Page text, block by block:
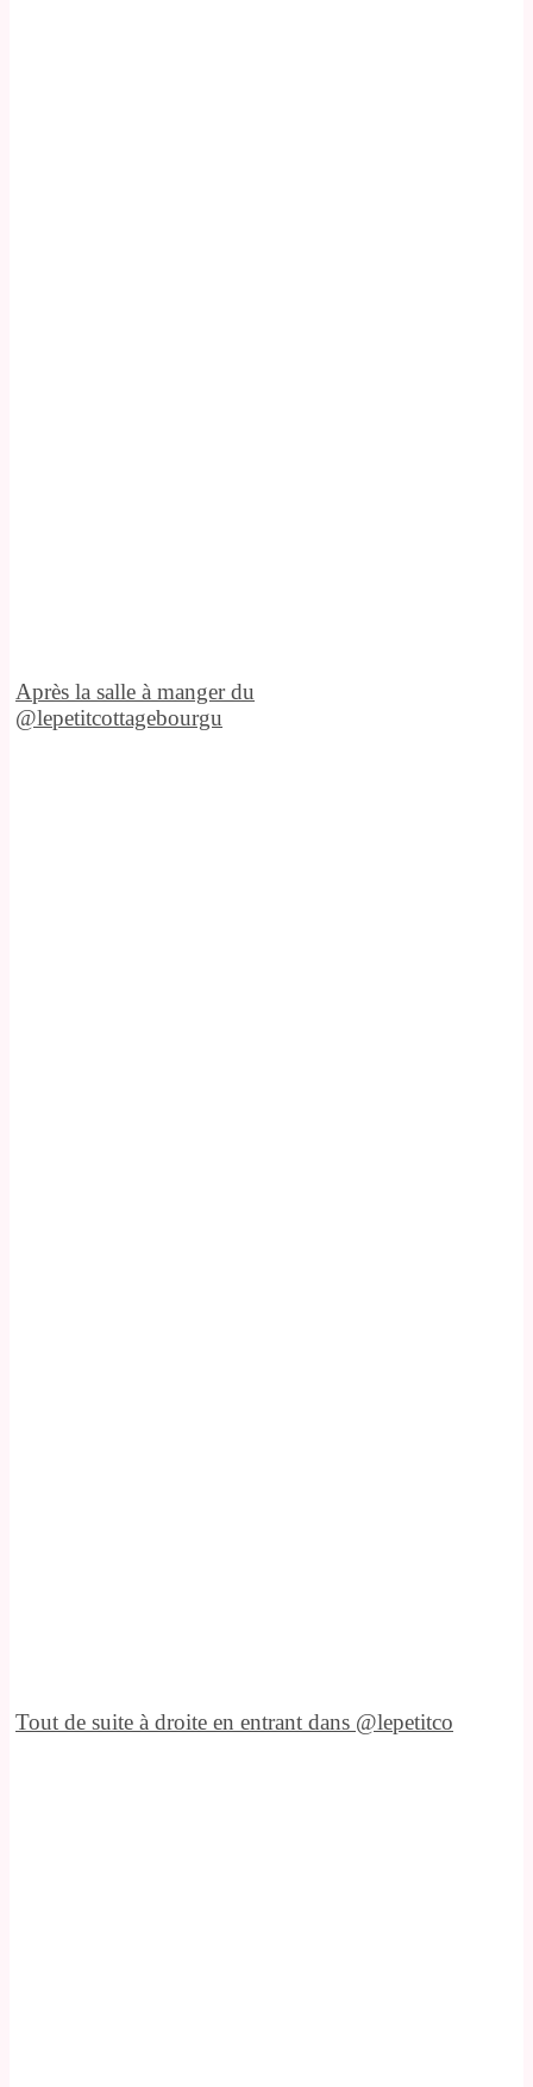
Après la salle à manger du
@lepetitcottagebourgu
Tout de suite à droite en entrant dans @lepetitco